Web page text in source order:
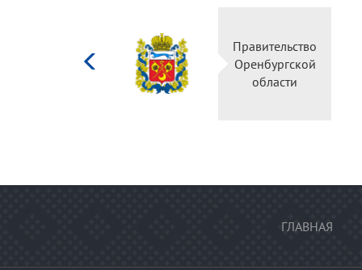
Правительство
Оренбургской
области
ГЛАВНАЯ